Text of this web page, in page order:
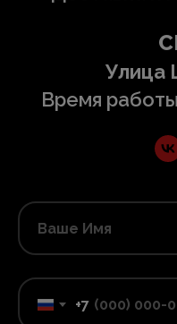
Улица
Время
+7